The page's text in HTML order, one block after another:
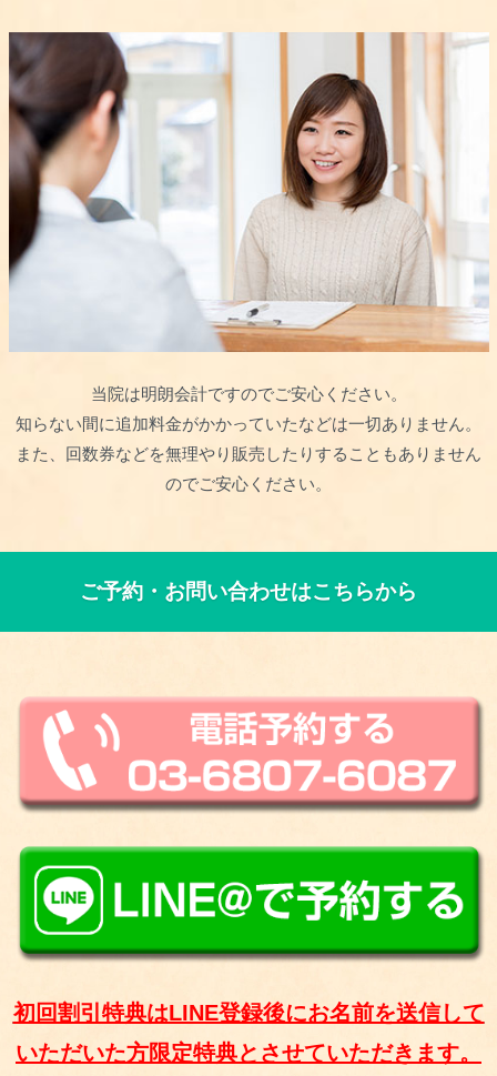
当院は明朗会計ですのでご安心ください。
知らない間に追加料金がかかっていたなどは一切ありません。
また、回数券などを無理やり販売したりすることもありません
のでご安心ください。
ご予約・お問い合わせはこちらから
初回割引特典はLINE登録後にお名前を送信して
いただいた方限定特典とさせていただきます。